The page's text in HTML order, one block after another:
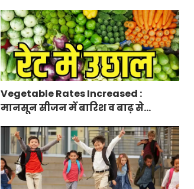
Vegetable Rates Increased :
मानसून सीजन में बारिश व बाढ़ से